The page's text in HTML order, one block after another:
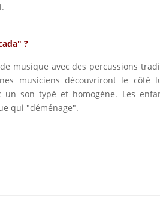
?
musique avec des percussions
musiciens découvriront le côté
un son typé et homogène. Les
qui "déménage".